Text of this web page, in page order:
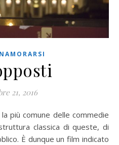
21, 2016
la più comune delle commedie
classica di queste, di
È dunque un film indicato